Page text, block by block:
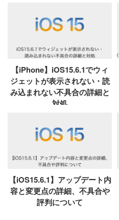
【iPhone】iOS15.6.1でウィ
ジェットが表示されない・読
み込まれない不具合の詳細と
対処
【iOS15.6.1】アップデート内
容と変更点の詳細、不具合や
評判について